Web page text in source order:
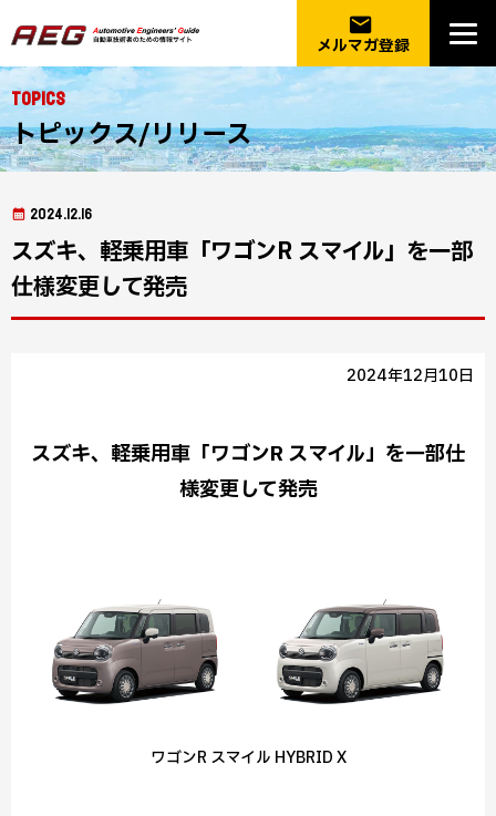
email
メルマガ登録
Topics
トピックス/リリース
2024.12.16
スズキ、軽乗用車「ワゴンR スマイル」を一部
仕様変更して発売
2024年12月10日
スズキ、軽乗用車「ワゴンR スマイル」を一部仕
様変更して発売
ワゴンR スマイル HYBRID X